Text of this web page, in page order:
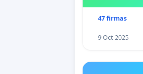
47 firmas
9 Oct 2025